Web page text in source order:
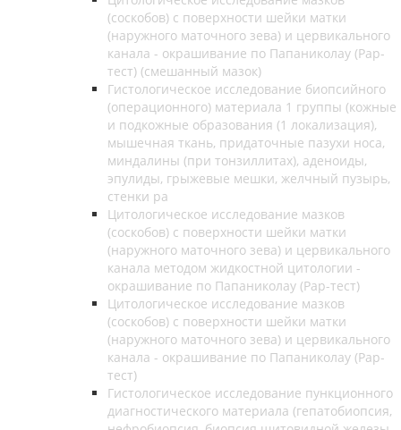
(соскобов) с поверхности шейки матки
(наружного маточного зева) и цервикального
канала - окрашивание по Папаниколау (Рар-
тест) (смешанный мазок)
Гистологическое исследование биопсийного
(операционного) материала 1 группы (кожные
и подкожные образования (1 локализация),
мышечная ткань, придаточные пазухи носа,
миндалины (при тонзиллитах), аденоиды,
эпулиды, грыжевые мешки, желчный пузырь,
стенки ра
Цитологическое исследование мазков
(соскобов) с поверхности шейки матки
(наружного маточного зева) и цервикального
канала методом жидкостной цитологии -
окрашивание по Папаниколау (Рар-тест)
Цитологическое исследование мазков
(соскобов) с поверхности шейки матки
(наружного маточного зева) и цервикального
канала - окрашивание по Папаниколау (Рар-
тест)
Гистологическое исследование пункционного
диагностического материала (гепатобиопсия,